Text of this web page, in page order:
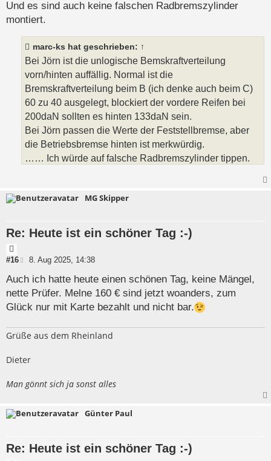
Und es sind auch keine falschen Radbremszylinder
montiert.
marc-ks hat geschrieben: ↑
Bei Jörn ist die unlogische Bemskraftverteilung
vorn/hinten auffällig. Normal ist die
Bremskraftverteilung beim B (ich denke auch beim C)
60 zu 40 ausgelegt, blockiert der vordere Reifen bei
200daN sollten es hinten 133daN sein.
Bei Jörn passen die Werte der Feststellbremse, aber
die Betriebsbremse hinten ist merkwürdig.
…… Ich würde auf falsche Radbremszylinder tippen.
MG Skipper
Re: Heute ist ein schöner Tag :-)
i
a
t
#16
B
i
r
a
8. Aug 2025, 14:38
Auch ich hatte heute einen schönen Tag, keine Mängel,
nette Prüfer. Melne 160 € sind jetzt woanders, zum
Glück nur mit Karte bezahlt und nicht bar.
Grüße aus dem Rheinland
Dieter
Man gönnt sich ja sonst alles
Günter Paul
Re: Heute ist ein schöner Tag :-)